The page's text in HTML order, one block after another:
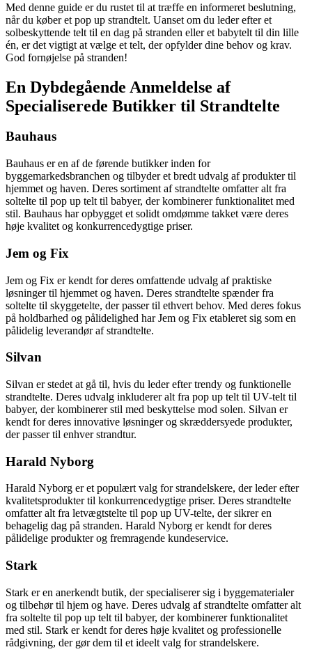
Med denne guide er du rustet til at træffe en informeret beslutning,
når du køber et pop up strandtelt. Uanset om du leder efter et
solbeskyttende telt til en dag på stranden eller et babytelt til din lille
én, er det vigtigt at vælge et telt, der opfylder dine behov og krav.
God fornøjelse på stranden!
En Dybdegående Anmeldelse af
Specialiserede Butikker til Strandtelte
Bauhaus
Bauhaus er en af de førende butikker inden for
byggemarkedsbranchen og tilbyder et bredt udvalg af produkter til
hjemmet og haven. Deres sortiment af strandtelte omfatter alt fra
soltelte til pop up telt til babyer, der kombinerer funktionalitet med
stil. Bauhaus har opbygget et solidt omdømme takket være deres
høje kvalitet og konkurrencedygtige priser.
Jem og Fix
Jem og Fix er kendt for deres omfattende udvalg af praktiske
løsninger til hjemmet og haven. Deres strandtelte spænder fra
soltelte til skyggetelte, der passer til ethvert behov. Med deres fokus
på holdbarhed og pålidelighed har Jem og Fix etableret sig som en
pålidelig leverandør af strandtelte.
Silvan
Silvan er stedet at gå til, hvis du leder efter trendy og funktionelle
strandtelte. Deres udvalg inkluderer alt fra pop up telt til UV-telt til
babyer, der kombinerer stil med beskyttelse mod solen. Silvan er
kendt for deres innovative løsninger og skræddersyede produkter,
der passer til enhver strandtur.
Harald Nyborg
Harald Nyborg er et populært valg for strandelskere, der leder efter
kvalitetsprodukter til konkurrencedygtige priser. Deres strandtelte
omfatter alt fra letvægtstelte til pop up UV-telte, der sikrer en
behagelig dag på stranden. Harald Nyborg er kendt for deres
pålidelige produkter og fremragende kundeservice.
Stark
Stark er en anerkendt butik, der specialiserer sig i byggematerialer
og tilbehør til hjem og have. Deres udvalg af strandtelte omfatter alt
fra soltelte til pop up telt til babyer, der kombinerer funktionalitet
med stil. Stark er kendt for deres høje kvalitet og professionelle
rådgivning, der gør dem til et ideelt valg for strandelskere.